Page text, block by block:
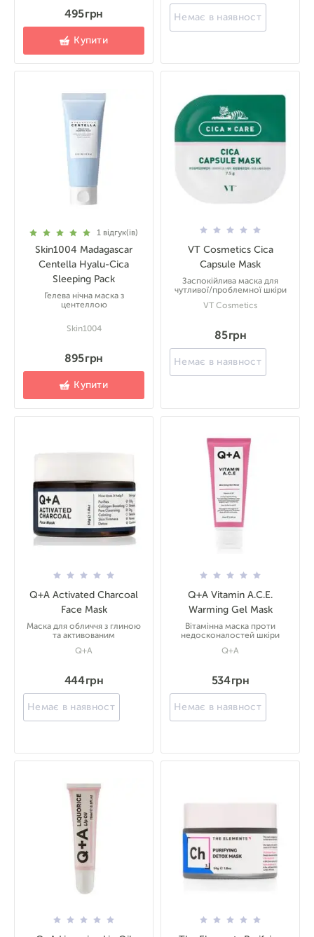
495 грн
Купити
Немає в наявності
1 відгук(ів)
Skin1004 Madagascar
Centella Hyalu-Cica
Sleeping Pack
Гелева нічна маска з
центеллою
Skin1004
895 грн
Купити
VT Cosmetics Cica
Capsule Mask
Заспокійлива маска для
чутливої/проблемної шкіри
VT Cosmetics
85 грн
Немає в наявності
Q+A Activated Charcoal
Face Mask
Маска для обличчя з глиною
та активованим
Q+A
444 грн
Немає в наявності
Q+A Vitamin A.C.E.
Warming Gel Mask
Вітамінна маска проти
недосконалостей шкіри
Q+A
534 грн
Немає в наявності